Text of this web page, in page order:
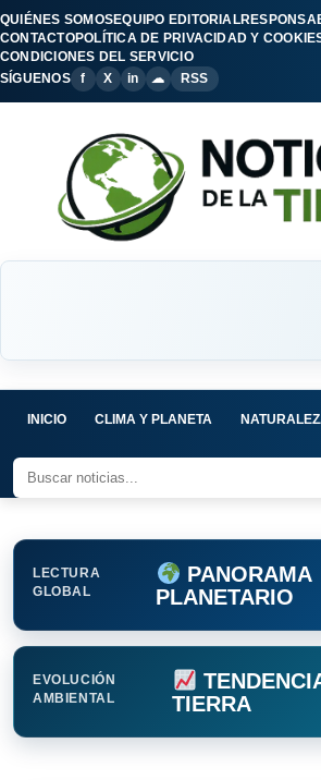
QUIÉNES SOMOSEQUIPO EDITORIAL
CONTACTOPOLÍTICA DE PRIVACIDAD Y
CONDICIONES DEL SERVICIO
SÍGUENOS
f X in ☁ RSS
INICIO CLIMA Y PLANETA
LECTURA
GLOBAL
PANORAMA
PLANETARIO
EVOLUCIÓN
AMBIENTAL
TIERRA